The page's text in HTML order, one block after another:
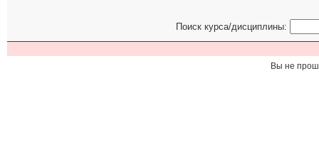
Поиск курса/дисциплины:
Вы не